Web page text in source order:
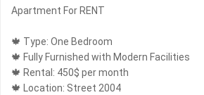
Apartment For RENT
🍁 Type: One Bedroom
🍁 Fully Furnished with Modern Facilities
🍁 Rental: 450$ per month
🍁 Location: Street 2004